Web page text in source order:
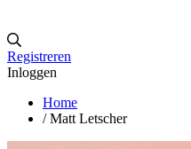
Registreren
Inloggen
Home
/ Matt Letscher